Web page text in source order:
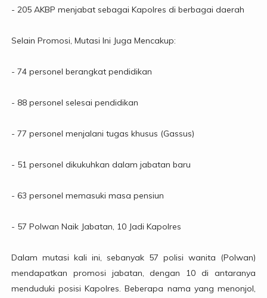
- 205 AKBP menjabat sebagai Kapolres di berbagai daerah
Selain Promosi, Mutasi Ini Juga Mencakup:
- 74 personel berangkat pendidikan
- 88 personel selesai pendidikan
- 77 personel menjalani tugas khusus (Gassus)
- 51 personel dikukuhkan dalam jabatan baru
- 63 personel memasuki masa pensiun
- 57 Polwan Naik Jabatan, 10 Jadi Kapolres
Dalam mutasi kali ini, sebanyak 57 polisi wanita (Polwan)
mendapatkan promosi jabatan, dengan 10 di antaranya
menduduki posisi Kapolres. Beberapa nama yang menonjol,